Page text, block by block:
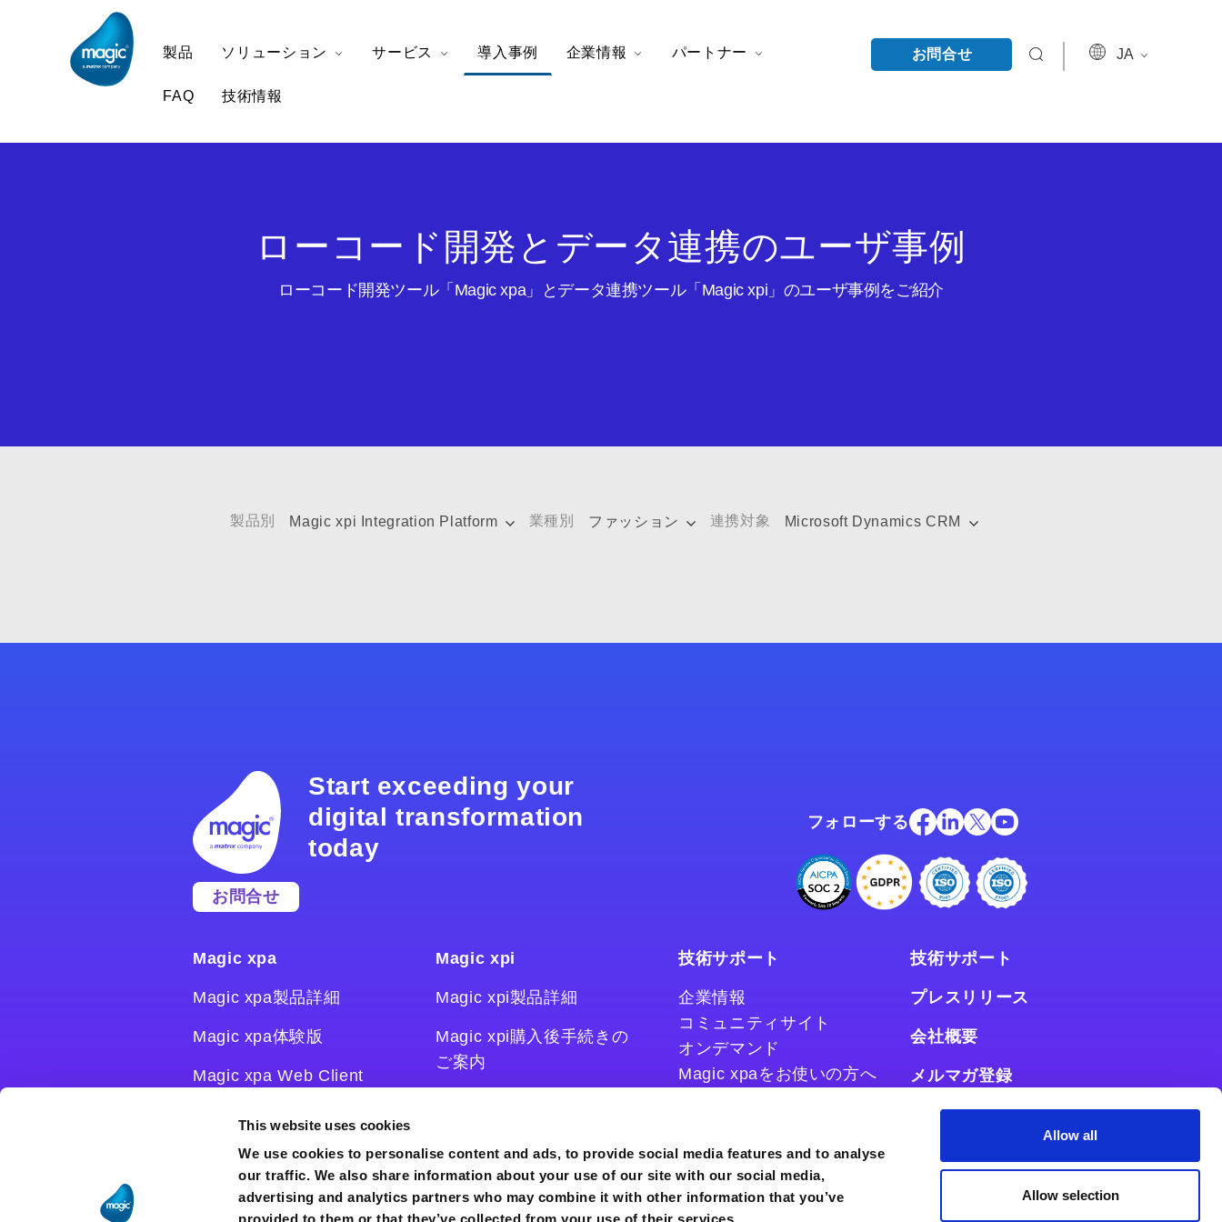
This website uses cookies
We use cookies to personalise content and ads, to provide social media features and to analyse
our traffic. We also share information about your use of our site with our social media,
advertising and analytics partners who may combine it with other information that you’ve
Allow all
Allow selection
製品 ソリューション サービス 導入事例 企業情報 パートナー
FAQ 技術情報
お問合せ JA
ローコード開発とデータ連携のユーザ事例
ローコード開発ツール「Magic xpa」とデータ連携ツール「Magic xpi」のユーザ事例をご紹介
製品別 Magic xpi Integration Platform 業種別 ファッション 連携対象 Microsoft Dynamics CRM
Start exceeding your
digital transformation
today
お問合せ
フォローする
Magic xpa
Magic xpa製品詳細
Magic xpa体験版
Magic xpa Web Client
ユーザー登録/ライセンス発
Magic xpi
Magic xpi製品詳細
Magic xpi購入後手続きの
ご案内
技術サポート
企業情報
コミュニティサイト
オンデマンド
Magic xpaをお使いの方へ
コラム
技術サポート
プレスリリース
会社概要
メルマガ登録